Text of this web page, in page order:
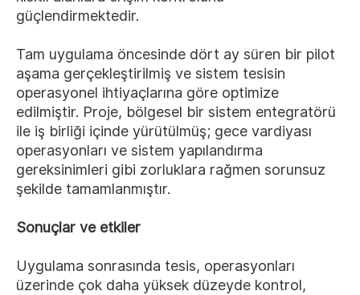
güçlendirmektedir.
Tam uygulama öncesinde dört ay süren bir pilot
aşama gerçekleştirilmiş ve sistem tesisin
operasyonel ihtiyaçlarına göre optimize
edilmiştir. Proje, bölgesel bir sistem entegratörü
ile iş birliği içinde yürütülmüş; gece vardiyası
operasyonları ve sistem yapılandırma
gereksinimleri gibi zorluklara rağmen sorunsuz
şekilde tamamlanmıştır.
Sonuçlar ve etkiler
Uygulama sonrasında tesis, operasyonları
üzerinde çok daha yüksek düzeyde kontrol,